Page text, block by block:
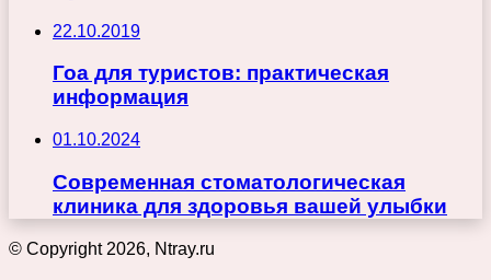
22.10.2019
Гоа для туристов: практическая
информация
01.10.2024
Современная стоматологическая
клиника для здоровья вашей улыбки
© Copyright 2026, Ntray.ru